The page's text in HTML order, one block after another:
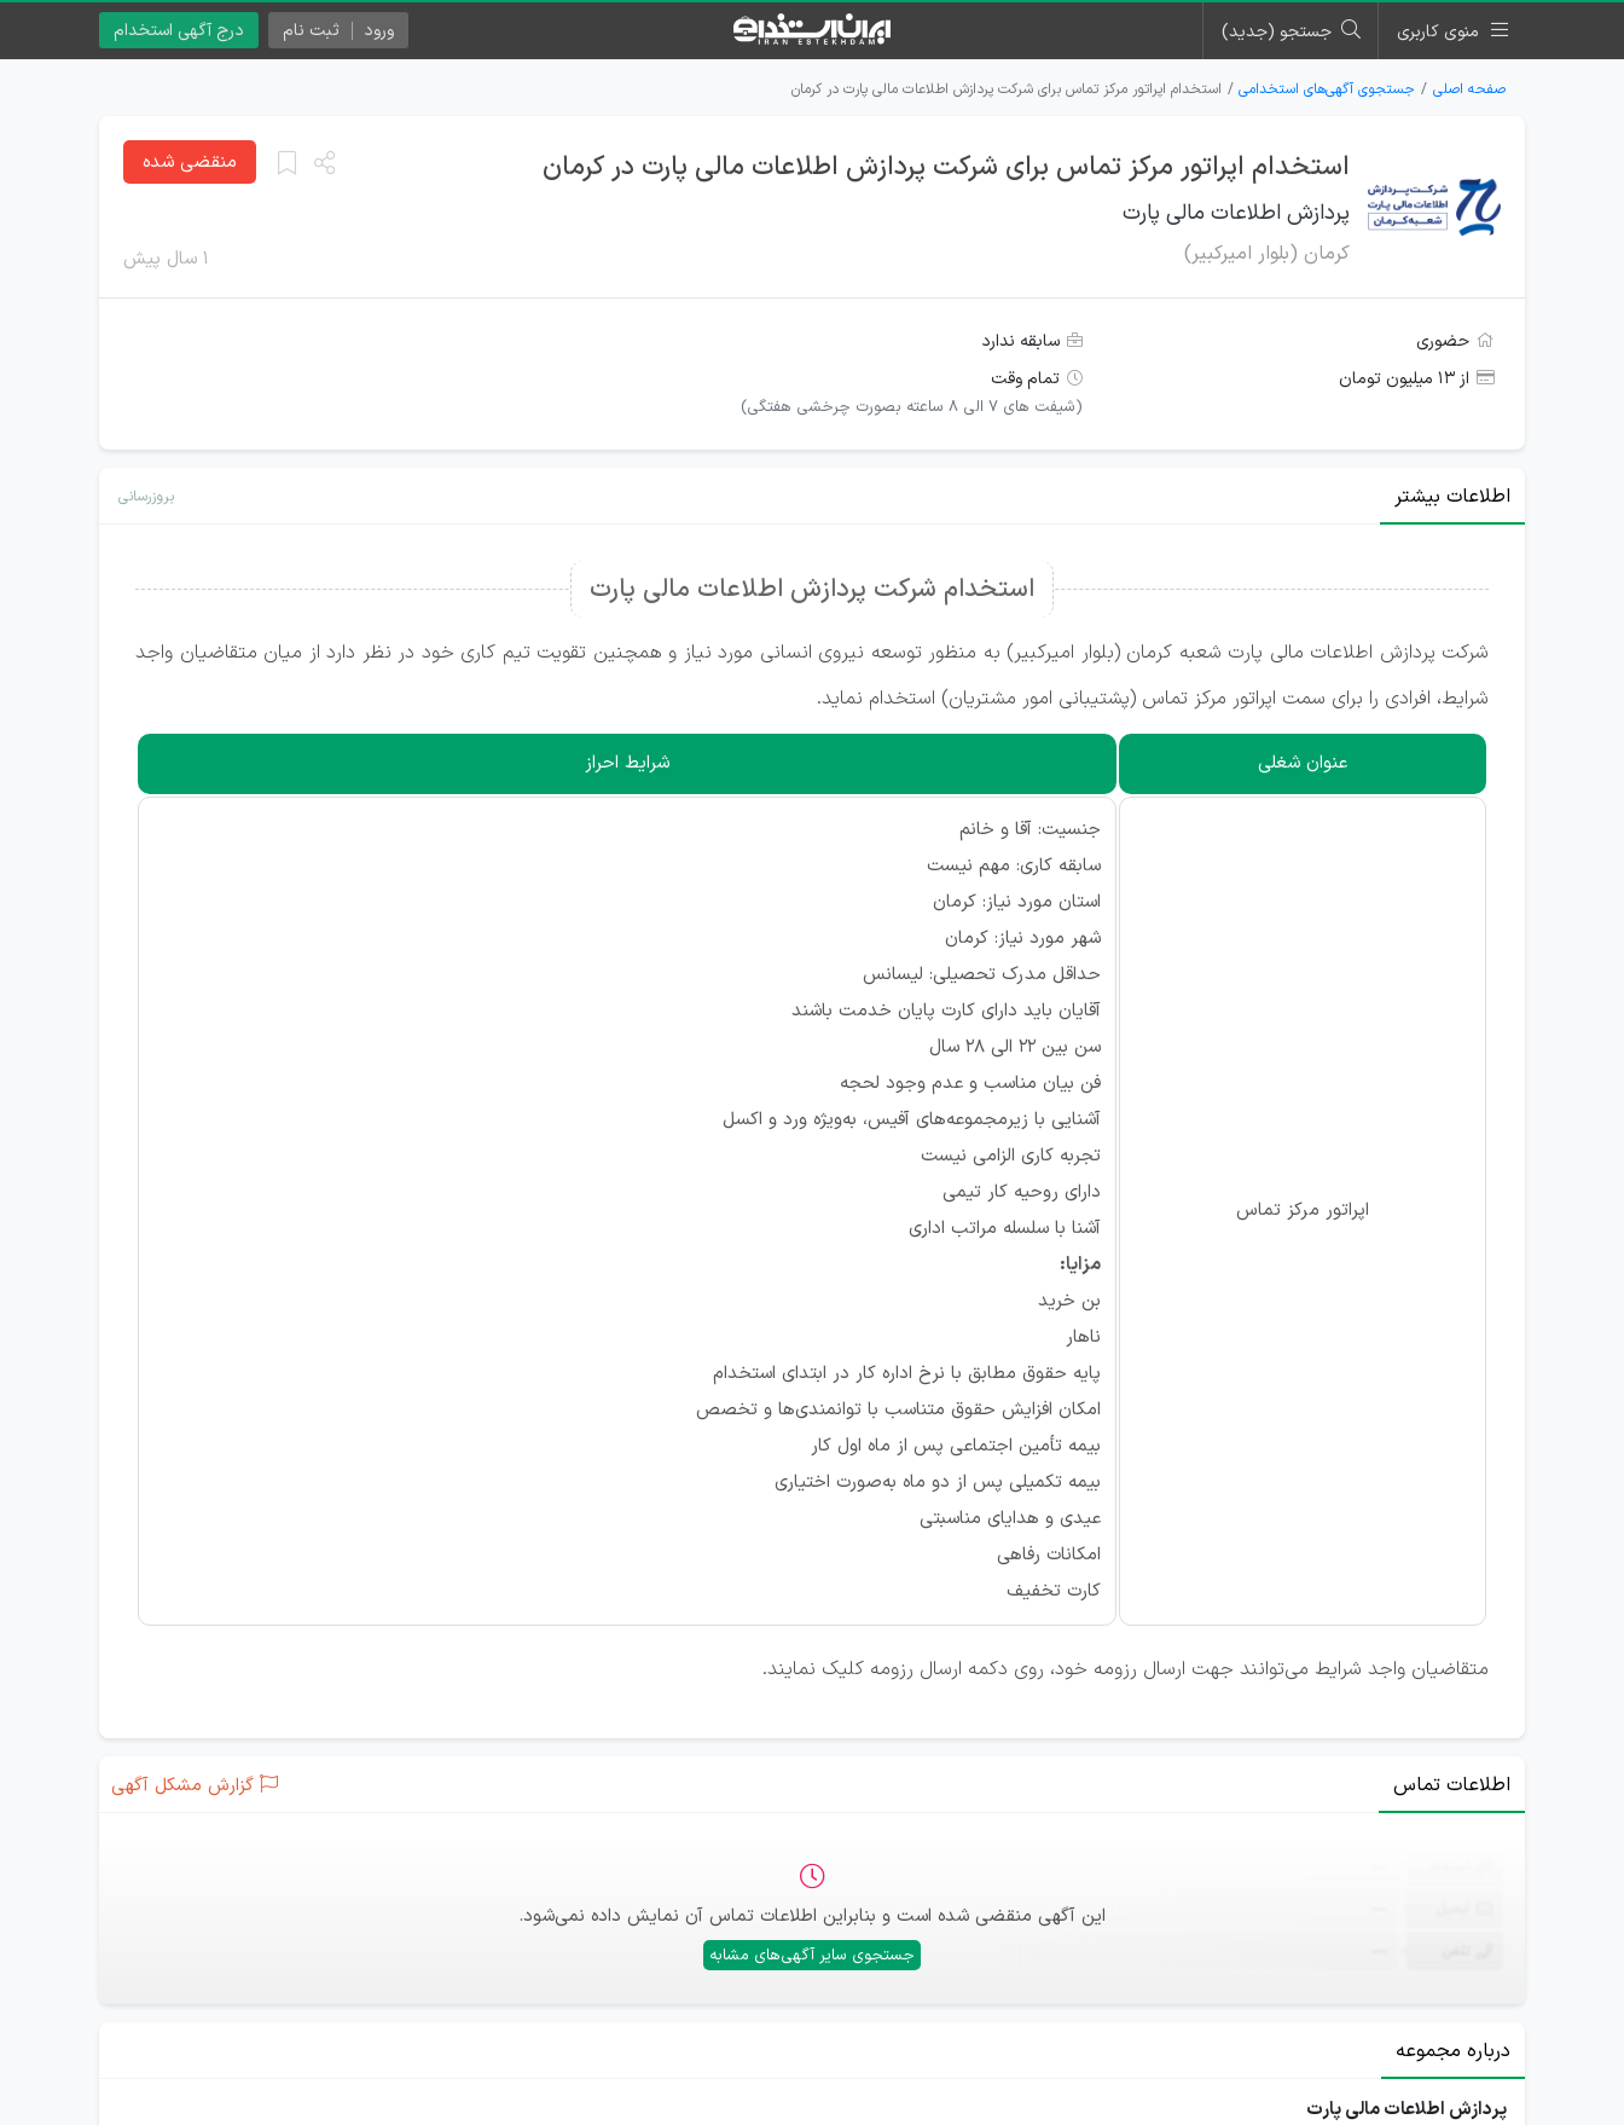
منوی کاربری جستجو (جدید) درج آگهی استخدام ورود ثبت نام
صفحه اصلی جستجوی آگهی‌های استخدامی استخدام اپراتور مرکز تماس برای شرکت پردازش اطلاعات مالی پارت در کرمان
استخدام اپراتور مرکز تماس برای شرکت پردازش اطلاعات مالی پارت در کرمان
پردازش اطلاعات مالی پارت
کرمان (بلوار امیرکبیر) ۱ سال پیش
منقضی شده
حضوری
سابقه ندارد
از ۱۳ میلیون تومان
تمام وقت
(شیفت های 7 الی 8 ساعته بصورت چرخشی هفتگی)
اطلاعات بیشتر بروزرسانی
استخدام شرکت پردازش اطلاعات مالی پارت
شرکت پردازش اطلاعات مالی پارت شعبه کرمان (بلوار امیرکبیر) به منظور توسعه نیروی انسانی مورد نیاز و همچنین تقویت تیم کاری خود در نظر دارد از میان متقاضیان واجد
شرایط، افرادی را برای سمت اپراتور مرکز تماس (پشتیبانی امور مشتریان) استخدام نماید.
عنوان شغلی شرایط احراز
اپراتور مرکز تماس
جنسیت: آقا و خانم
سابقه کاری: مهم نیست
استان مورد نیاز: کرمان
شهر مورد نیاز: کرمان
حداقل مدرک تحصیلی: لیسانس
آقایان باید دارای کارت پایان خدمت باشند
سن بین ۲۲ الی 28 سال
فن بیان مناسب و عدم وجود لحجه
آشنایی با زیرمجموعه‌های آفیس، به‌ویژه ورد و اکسل
تجربه کاری الزامی نیست
دارای روحیه کار تیمی
آشنا با سلسله مراتب اداری
مزایا:
بن خرید
ناهار
پایه حقوق مطابق با نرخ اداره کار در ابتدای استخدام
امکان افزایش حقوق متناسب با توانمندی‌ها و تخصص
بیمه تأمین اجتماعی پس از ماه اول کار
بیمه تکمیلی پس از دو ماه به‌صورت اختیاری
عیدی و هدایای مناسبتی
امکانات رفاهی
کارت تخفیف
متقاضیان واجد شرایط می‌توانند جهت ارسال رزومه خود، روی دکمه ارسال رزومه کلیک نمایند.
اطلاعات تماس گزارش مشکل آگهی
این آگهی منقضی شده است و بنابراین اطلاعات تماس آن نمایش داده نمی‌شود.
جستجوی سایر آگهی‌های مشابه
درباره مجموعه
پردازش اطلاعات مالی پارت